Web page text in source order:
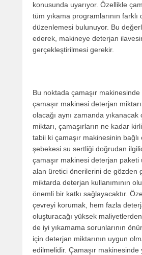
konusunda uyarıyor. Özellikle
tüm yıkama programlarının farklı
düzenlemesi bulunuyor. Bu
ederek, makineye deterjan
gerçekleştirilmesi gerekir.
Bu noktada çamaşır makinesinde
çamaşır makinesi deterjan
olacağı aynı zamanda yıkanacak
miktarı, çamaşırların ne kadar
tabii ki çamaşır makinesinin bağlı
şebekesi su sertliği doğrudan
çamaşır makinesi deterjan paketi
alan üretici önerilerini de gözden
miktarda deterjan kullanımının
önemli bir katkı sağlayacaktır.
çevreyi korumak, hem fazla
oluşturacağı yüksek
de iyi yıkamama sorunlarının
için deterjan miktarının uygun
edilmelidir. Çamaşır makinesinde